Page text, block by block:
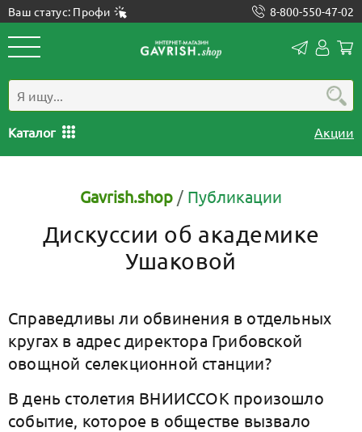
Ваш статус: Профи 8-800-550-47-02
Каталог Акции
Gavrish.shop / Публикации
Дискуссии об академике
Ушаковой
Справедливы ли обвинения в отдельных
кругах в адрес директора Грибовской
овощной селекционной станции?
В день столетия ВНИИССОК произошло
событие, которое в обществе вызвало